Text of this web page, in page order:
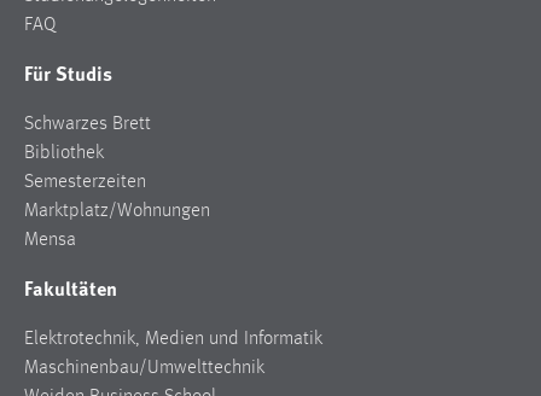
FAQ
Für Studis
Schwarzes Brett
Bibliothek
Semesterzeiten
Marktplatz/Wohnungen
Mensa
Fakultäten
Elektrotechnik, Medien und Informatik
Maschinenbau/Umwelttechnik